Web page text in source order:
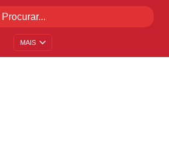
MAIS